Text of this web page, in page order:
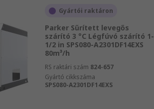
Gyártói raktáron
Parker Sűrített levegős
szárító 3 °C Légfúvó szárító 1-
1/2 in SPS080-A2301DF14EXS
80m³/h
RS raktári szám 824-657
Gyártó cikkszáma
SPS080-A2301DF14EXS